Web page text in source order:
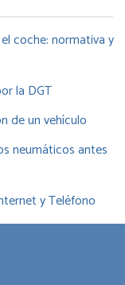
coche: normativa y
la DGT
de un vehículo
neumáticos antes
y Teléfono